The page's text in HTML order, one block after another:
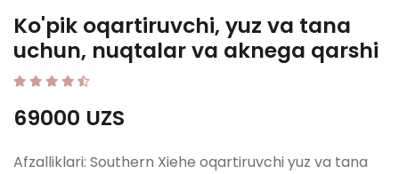
Ko'pik oqartiruvchi, yuz va tana
uchun, nuqtalar va aknega qarshi
69000 UZS
Afzalliklari: Southern Xiehe oqartiruvchi yuz va tana